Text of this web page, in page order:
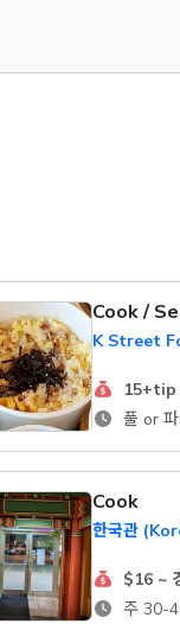
Cook /
K Street
15+tip
풀 or
Cook
한국관
$16 ~
주 30-